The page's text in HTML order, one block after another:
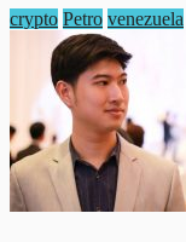
crypto Petro venezuela